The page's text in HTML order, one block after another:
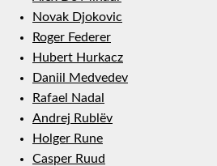
Novak Djokovic
Roger Federer
Hubert Hurkacz
Daniil Medvedev
Rafael Nadal
Andrej Rublëv
Holger Rune
Casper Ruud